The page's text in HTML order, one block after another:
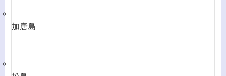
加唐島